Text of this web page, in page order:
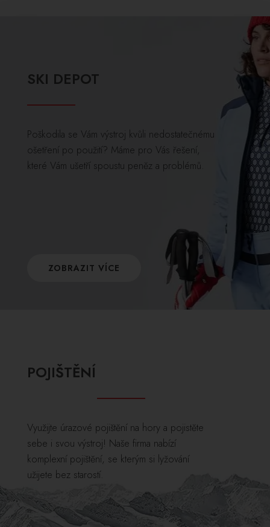
SKI DEPOT
Poškodila se Vám výstroj kvůli nedostatečnému
ošetření po použití? Máme pro Vás řešení,
které Vám ušetří spoustu peněz a problémů.
ZOBRAZIT VÍCE
POJIŠTĚNÍ
Využijte úrazové pojištění na hory a pojistěte
sebe i svou výstroj! Naše firma nabízí
komplexní pojištění, se kterým si lyžování
užijete bez starostí.